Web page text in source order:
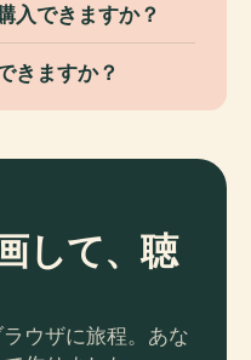
入できますか？
きますか？
して、聴
ウザに旅程。あな